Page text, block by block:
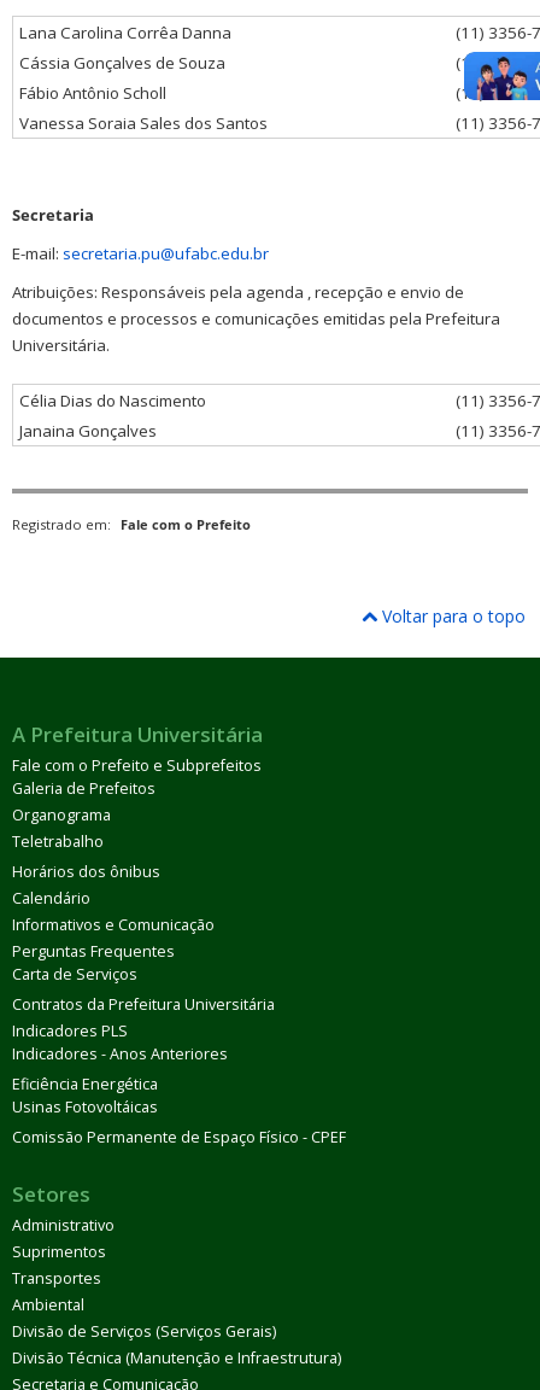
Lana Carolina Corrêa Danna
(11) 3356-
Cássia Gonçalves de Souza
(11) 3356-
Fábio Antônio Scholl
(11) 3356-
Vanessa Soraia Sales dos Santos
(11) 3356-
Secretaria
E-mail: secretaria.pu@ufabc.edu.br
Atribuições: Responsáveis pela agenda , recepção e envio de
documentos e processos e comunicações emitidas pela Prefeitura
Universitária.
Célia Dias do Nascimento
(11) 3356-
Janaina Gonçalves
(11) 3356-
Registrado em: Fale com o Prefeito
Voltar para o topo
A Prefeitura Universitária
Fale com o Prefeito e Subprefeitos
Galeria de Prefeitos
Organograma
Teletrabalho
Horários dos ônibus
Calendário
Informativos e Comunicação
Perguntas Frequentes
Carta de Serviços
Contratos da Prefeitura Universitária
Indicadores PLS
Indicadores - Anos Anteriores
Eficiência Energética
Usinas Fotovoltáicas
Comissão Permanente de Espaço Físico - CPEF
Setores
Administrativo
Suprimentos
Transportes
Ambiental
Divisão de Serviços (Serviços Gerais)
Divisão Técnica (Manutenção e Infraestrutura)
Secretaria e Comunicação